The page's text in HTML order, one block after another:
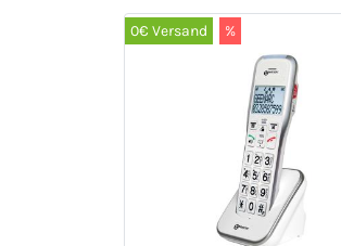
0€ Versand %